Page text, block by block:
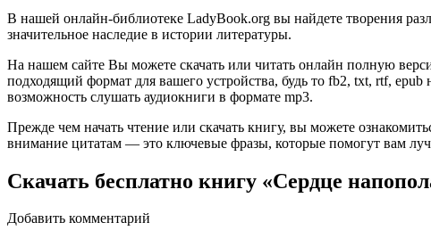
В нашей онлайн-библиотеке LadyBook.org вы найдете творения
значительное наследие в истории литературы.
На нашем сайте Вы можете скачать или читать онлайн полную
подходящий формат для вашего устройства, будь то fb2, txt, rtf,
возможность слушать аудиокниги в формате mp3.
Прежде чем начать чтение или скачать книгу, вы можете
внимание цитатам — это ключевые фразы, которые помогут вам
Скачать бесплатно книгу «Сердце
Добавить комментарий